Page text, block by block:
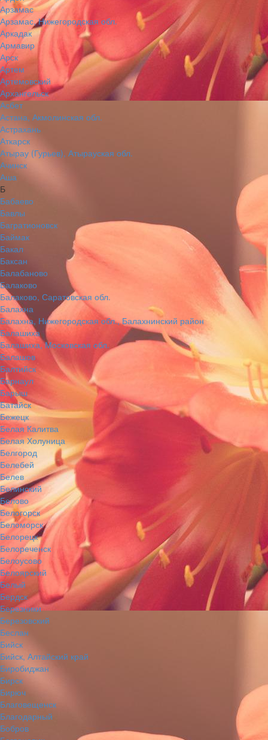
Арзамас
Арзамас, Нижегородская обл.
Аркадак
Армавир
Арск
Артем
Артемовский
Архангельск
Асбет
Астана, Акмолинская обл.
Астрахань
Аткарск
Атырау (Гурьев), Атырауская обл.
Ачинск
Аша
Б
Бабаево
Бавлы
Багратионовск
Баймак
Бакал
Баксан
Балабаново
Балаково
Балаково, Саратовская обл.
Балахна
Балахна, Нижегородская обл., Балахнинский район
Балашиха
Балашиха, Московская обл.
Балашов
Балтийск
Барнаул
Барыш
Батайск
Бежецк
Белая Калитва
Белая Холуница
Белгород
Белебей
Белев
Белинский
Белово
Белогорск
Беломорск
Белорецк
Белореченск
Белоусово
Белоярский
Белый
Бердск
Березники
Березовский
Беслан
Бийск
Бийск, Алтайский край
Биробиджан
Бирск
Бирюч
Благовещенск
Благодарный
Бобров